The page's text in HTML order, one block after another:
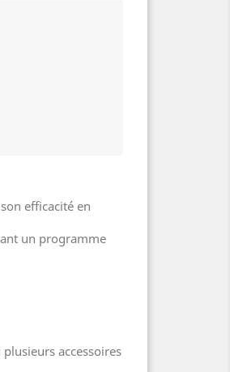
efficacité en
un programme
accessoires